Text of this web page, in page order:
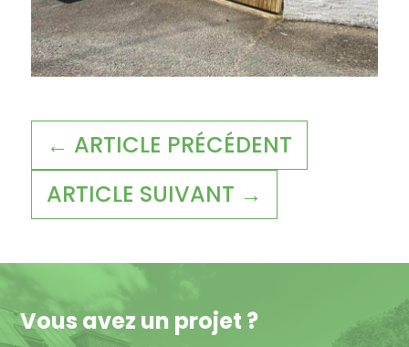
← ARTICLE PRÉCÉDENT
ARTICLE SUIVANT →
Vous avez un projet ?